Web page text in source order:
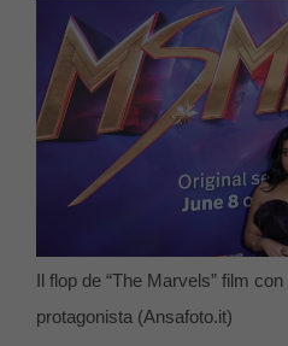
Il flop de “The Marvels” film con
protagonista (Ansafoto.it)